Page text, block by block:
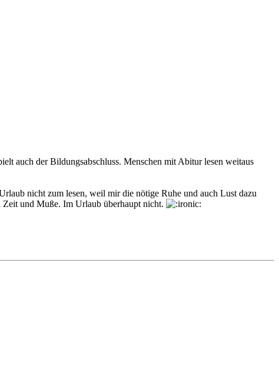
auch der Bildungsabschluss. Menschen mit Abitur lesen weitaus
nicht zum lesen, weil mir die nötige Ruhe und auch Lust dazu
und Muße. Im Urlaub überhaupt nicht.